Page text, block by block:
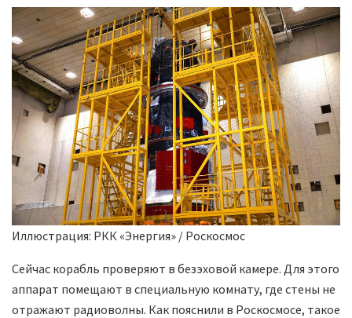
Иллюстрация: РКК «Энергия» / Роскосмос
Сейчас корабль проверяют в безэховой камере. Для этого
аппарат помещают в специальную комнату, где стены не
отражают радиоволны. Как пояснили в Роскосмосе, такое